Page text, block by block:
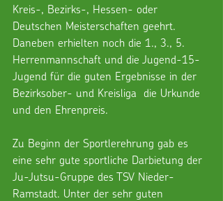
Kreis-, Bezirks-, Hessen- oder
Deutschen Meisterschaften geehrt.
Daneben erhielten noch die 1., 3., 5.
Herrenmannschaft und die Jugend-15-
Jugend für die guten Ergebnisse in der
Bezirksober- und Kreisliga  die Urkunde
und den Ehrenpreis.
Zu Beginn der Sportlerehrung gab es
eine sehr gute sportliche Darbietung der
Ju-Jutsu-Gruppe des TSV Nieder-
Ramstadt. Unter der sehr guten